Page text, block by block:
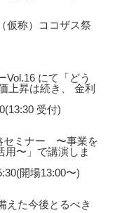
仮称）ココザス祭
Vol.16 にて「どう
上昇は続き、 金利
受付)
セミナー 〜事業を
用〜」で講演しま
開場13:00〜)
えた今後とるべき